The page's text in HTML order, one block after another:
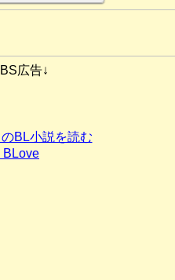
広告↓
のBL小説を読む
BLove